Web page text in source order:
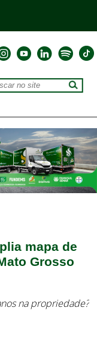
mapa de
Grosso
na propriedade?